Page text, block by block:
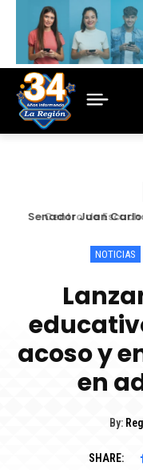
Centro de
NOTICIAS
acoso y
en
By:
SHARE: